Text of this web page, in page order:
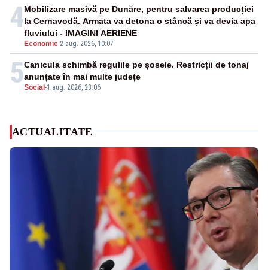
4
Economie-2 aug. 2026, 10:07
Mobilizare masivă pe Dunăre, pentru salvarea producției
la Cernavodă. Armata va detona o stâncă și va devia apa
fluviului - IMAGINI AERIENE
5Social -1 aug. 2026, 23:06
Canicula schimbă regulile pe șosele. Restricții de tonaj
anunțate în mai multe județe
ACTUALITATE